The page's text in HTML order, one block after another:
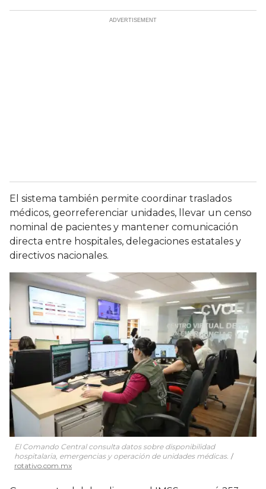
El sistema también permite coordinar traslados
médicos, georreferenciar unidades, llevar un censo
nominal de pacientes y mantener comunicación
directa entre hospitales, delegaciones estatales y
directivos nacionales.
El Comando Central consulta datos sobre disponibilidad
hospitalaria, emergencias y operación de unidades médicas.
rotativo.com.mx